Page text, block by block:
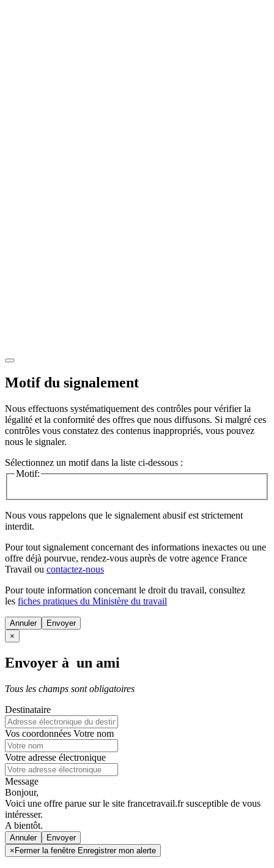
Motif du signalement
Nous effectuons systématiquement des contrôles pour vérifier la
légalité et la conformité des offres que nous diffusons. Si malgré ces
contrôles vous constatez des contenus inappropriés, vous pouvez
nous le signaler.
Sélectionnez un motif dans la liste ci-dessous :
Motif:
Nous vous rappelons que le signalement abusif est strictement
interdit.
Pour tout signalement concernant des informations inexactes ou une
offre déjà pourvue, rendez-vous auprès de votre agence France
Travail ou contactez-nous
Pour toute information concernant le droit du travail, consultez
les fiches pratiques du Ministère du travail
Annuler
×
Envoyer à un ami
Tous les champs sont obligatoires
Destinataire
Vos coordonnées Votre nom
Votre adresse électronique
Message
Bonjour,
Voici une offre parue sur le site francetravail.fr susceptible de vous
intéresser.
A bientôt.
Annuler
× Fermer la fenêtre Enregistrer mon alerte